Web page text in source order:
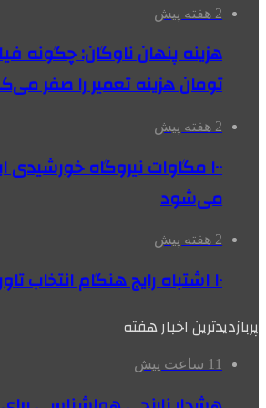
2 هفته پیش
هزینه پنهان ناوگان: چگونه
تومان هزینه تعمیر را صفر
2 هفته پیش
۱۰۰ مگاوات نیروگاه‌ خورشیدی
می‌شود
2 هفته پیش
۱۰ اشتباه رایج هنگام انتخاب تاورکرین برای پروژه
پربازدیدترین اخبار هفته
11 ساعت پیش